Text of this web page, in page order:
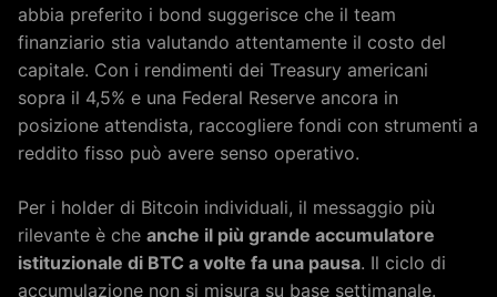
abbia preferito i bond suggerisce che il team
finanziario stia valutando attentamente il costo del
capitale. Con i rendimenti dei Treasury americani
sopra il 4,5% e una Federal Reserve ancora in
posizione attendista, raccogliere fondi con strumenti a
reddito fisso può avere senso operativo.
Per i holder di Bitcoin individuali, il messaggio più
rilevante è che anche il più grande accumulatore
istituzionale di BTC a volte fa una pausa. Il ciclo di
accumulazione non si misura su base settimanale.